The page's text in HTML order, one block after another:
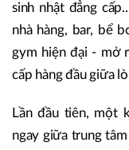
sinh nhật đẳng
nhà hàng, bar, bể
gym hiện đại - mở
cấp hàng đầu giữa
Lần đầu tiên, một
ngay giữa trung